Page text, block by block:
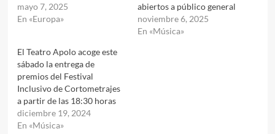
mayo 7, 2025
En «Europa»
abiertos a público general
noviembre 6, 2025
En «Música»
El Teatro Apolo acoge este
sábado la entrega de
premios del Festival
Inclusivo de Cortometrajes
a partir de las 18:30 horas
diciembre 19, 2024
En «Música»